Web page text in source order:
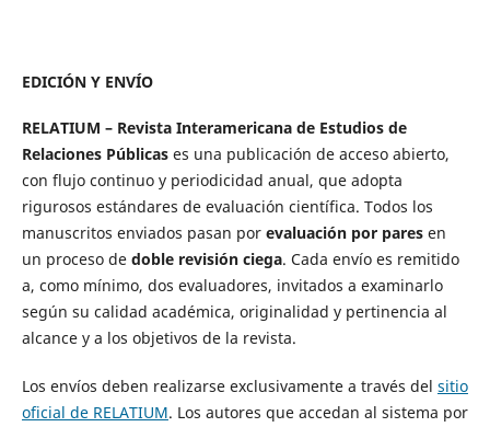
EDICIÓN Y ENVÍO
RELATIUM – Revista Interamericana de Estudios de
Relaciones Públicases una publicación de acceso abierto,
con flujo continuo y periodicidad anual, que adopta
rigurosos estándares de evaluación científica. Todos los
manuscritos enviados pasan por evaluación por paresen
un proceso de doble revisión ciega. Cada envío es remitido
a, como mínimo, dos evaluadores, invitados a examinarlo
según su calidad académica, originalidad y pertinencia al
alcance y a los objetivos de la revista.
Los envíos deben realizarse exclusivamente a través del sitio
oficial de RELATIUM. Los autores que accedan al sistema por